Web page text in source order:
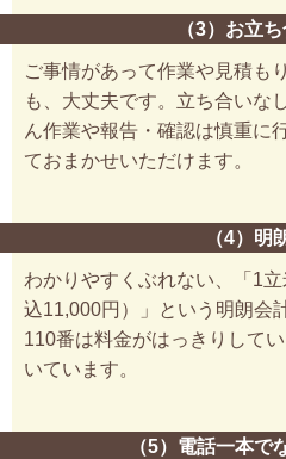
（3）お立
ご事情があって作業や見積も
も、大丈夫です。立ち合いな
ん作業や報告・確認は慎重に
ておまかせいただけます。
（4）明
わかりやすくぶれない、「1
込11,000円）」という明朗会
110番は料金がはっきりして
いています。
（5）電話一本で